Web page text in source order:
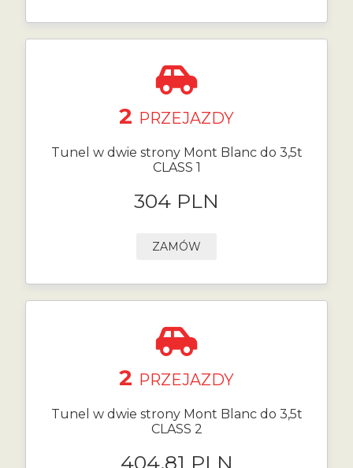
2 PRZEJAZDY
Tunel w dwie strony Mont Blanc do 3,5t
CLASS 1
304 PLN
ZAMÓW
2 PRZEJAZDY
Tunel w dwie strony Mont Blanc do 3,5t
CLASS 2
404.81 PLN